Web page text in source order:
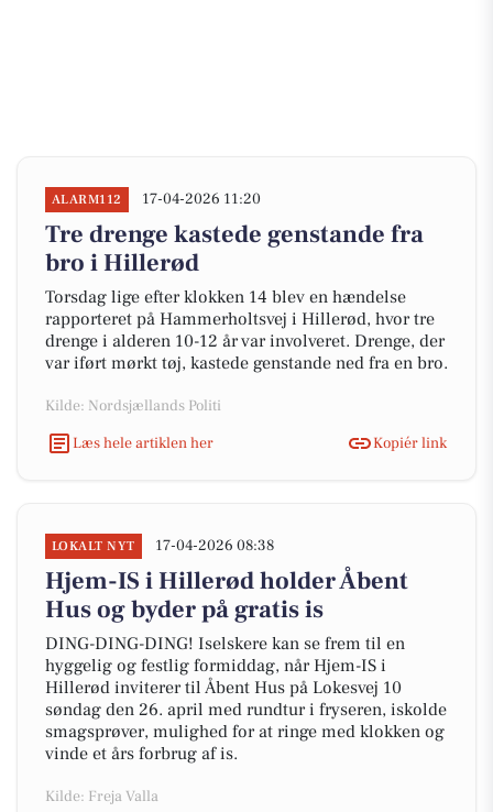
ALARM112 17-04-2026 11:20
Tre drenge kastede genstande fra
bro i Hillerød
Torsdag lige efter klokken 14 blev en hændelse
rapporteret på Hammerholtsvej i Hillerød, hvor tre
drenge i alderen 10-12 år var involveret. Drenge, der
var iført mørkt tøj, kastede genstande ned fra en bro.
Kilde: Nordsjællands Politi
Læs hele artiklen her
Kopiér link
LOKALT NYT 17-04-2026 08:38
Hjem-IS i Hillerød holder Åbent
Hus og byder på gratis is
DING-DING-DING! Iselskere kan se frem til en
hyggelig og festlig formiddag, når Hjem-IS i
Hillerød inviterer til Åbent Hus på Lokesvej 10
søndag den 26. april med rundtur i fryseren, iskolde
smagsprøver, mulighed for at ringe med klokken og
vinde et års forbrug af is.
Kilde: Freja Valla